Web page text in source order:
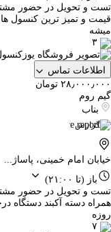
قیمت و تمیز ترین کنسول
میشه
۳
اطلاعات تماس
۲۸٫۰۰۰٫۰۰۰ تومان
گیم روم
بناب
گزارش
خیابان امام خمینی، پاساژ...
باز (تا ۲۱:۰۰)
روزه
۷